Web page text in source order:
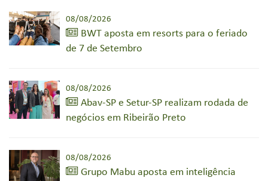
08/08/2026
BWT aposta em resorts para o feriado
de 7 de Setembro
08/08/2026
Abav-SP e Setur-SP realizam rodada de
negócios em Ribeirão Preto
08/08/2026
Grupo Mabu aposta em inteligência